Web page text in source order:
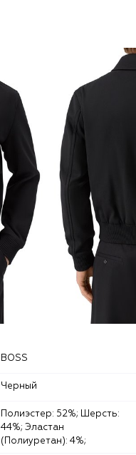
BOSS
Черный
44%; Эластан
(Полиуретан): 4%;